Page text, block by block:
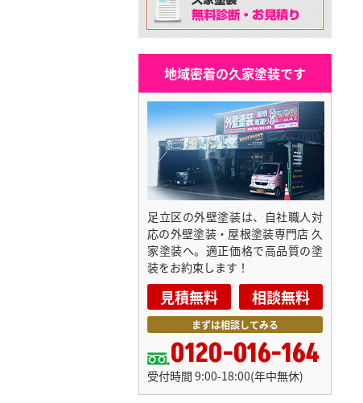
地域密着の久家塗装です
足立区の外壁塗装は、自社職人対
応の外壁塗装・屋根塗装専門店 久
家塗装へ。適正価格で高品質の塗
装をお約束します！
見積無料 相談無料
まずは相談してみる
0120-016-164
受付時間 9:00-18:00(年中無休)